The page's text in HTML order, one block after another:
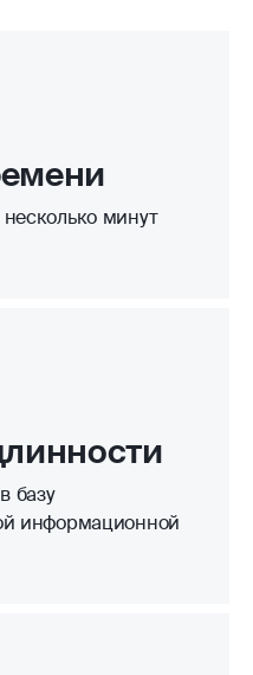
минут
базу
информационной